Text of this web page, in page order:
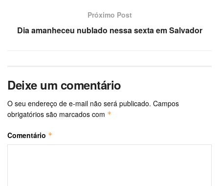
Próximo Post
Dia amanheceu nublado nessa sexta em Salvador
Deixe um comentário
O seu endereço de e-mail não será publicado. Campos
obrigatórios são marcados com *
Comentário *